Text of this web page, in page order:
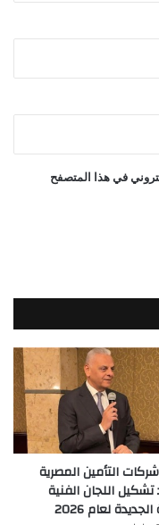
في هذا المتصفح
التأمين المصرية
اللجان الفنية
لعام 2026